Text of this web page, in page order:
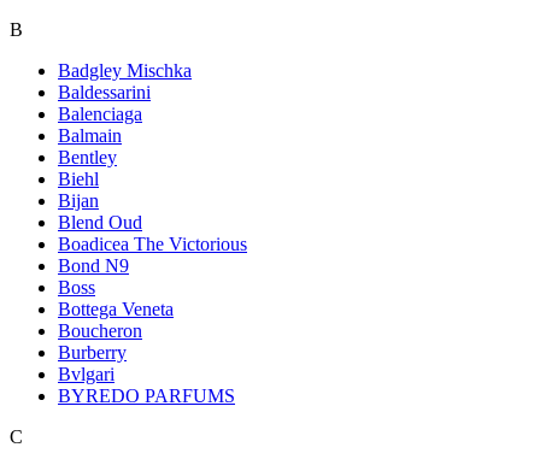
B
Badgley Mischka
Baldessarini
Balenciaga
Balmain
Bentley
Biehl
Bijan
Blend Oud
Boadicea The Victorious
Bond N9
Boss
Bottega Veneta
Boucheron
Burberry
Bvlgari
BYREDO PARFUMS
C